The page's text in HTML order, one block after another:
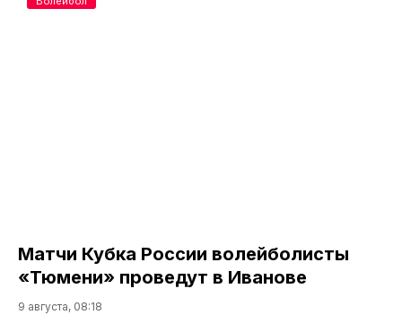
Матчи Кубка России волейболисты
«Тюмени» проведут в Иванове
9 августа, 08:18